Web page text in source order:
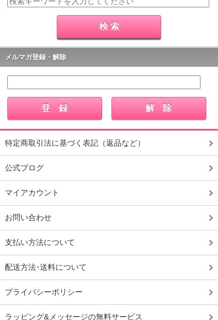
メルマガ登録・解除
特定商取引法に基づく表記（返品など）
公式ブログ
マイアカウント
お問い合わせ
支払い方法について
配送方法･送料について
プライバシーポリシー
ラッピング&メッセージの無料サービス